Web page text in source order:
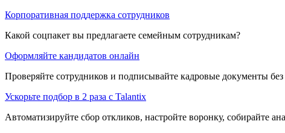
Корпоративная поддержка сотрудников
Какой соцпакет вы предлагаете семейным сотрудникам?
Оформляйте кандидатов онлайн
Проверяйте сотрудников и подписывайте кадровые документы
Ускорьте подбор в 2 раза с Talantix
Автоматизируйте сбор откликов, настройте воронку, собирайте